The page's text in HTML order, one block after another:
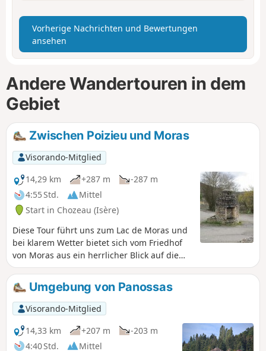
Vorherige Nachrichten und Bewertungen
ansehen
Andere Wandertouren in dem
Gebiet
Zwischen Poizieu und Moras
Visorando-Mitglied
14,29 km
+287 m
-287 m
4:55 Std.
Mittel
Start in Chozeau (Isère)
Diese Tour führt uns zum Lac de Moras und
bei klarem Wetter bietet sich vom Friedhof
von Moras aus ein herrlicher Blick auf die
Alpen und den See.
Umgebung von Panossas
Visorando-Mitglied
14,33 km
+207 m
-203 m
4:40 Std.
Mittel